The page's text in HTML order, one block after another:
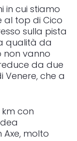
in cui stiamo
al top di Cico
sulla pista
qualità da
non vanno
da due
Venere, che a
con
molto